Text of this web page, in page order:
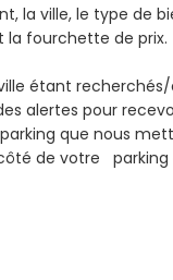
la ville, le type de
la fourchette de prix.
étant recherchés/
alertes pour
que nous
de votre parking